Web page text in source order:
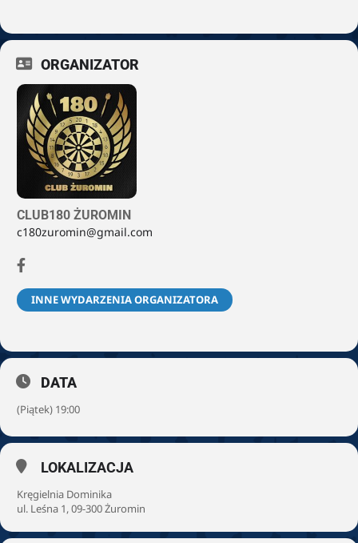
ORGANIZATOR
CLUB180 ŻUROMIN
c180zuromin@gmail.com
INNE WYDARZENIA ORGANIZATORA
DATA
(Piątek) 19:00
LOKALIZACJA
Kręgielnia Dominika
ul. Leśna 1, 09-300 Żuromin